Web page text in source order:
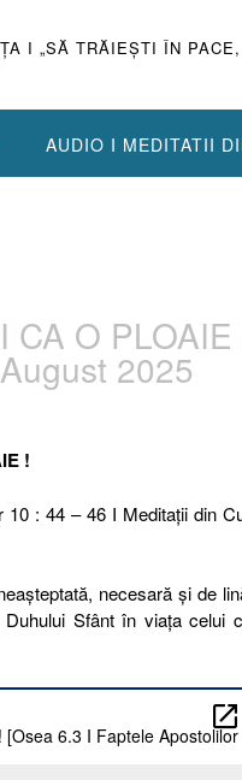
I „SĂ TRĂIEŞTI ÎN
AUDIO I MEDITATII
CA O PLOAIE
2025
!
: 44 – 46 I Meditaţii din
necesară și de
Sfânt în viața celui